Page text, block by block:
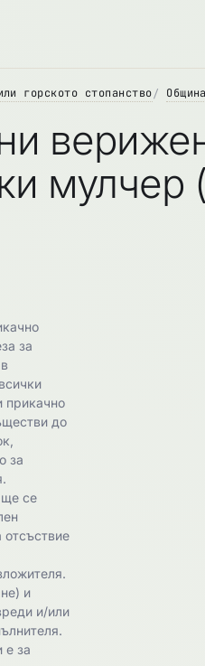
горското стопанство
мулчер
за
прикачно
до
за
ще се
отсъствие
и
и/или
е за